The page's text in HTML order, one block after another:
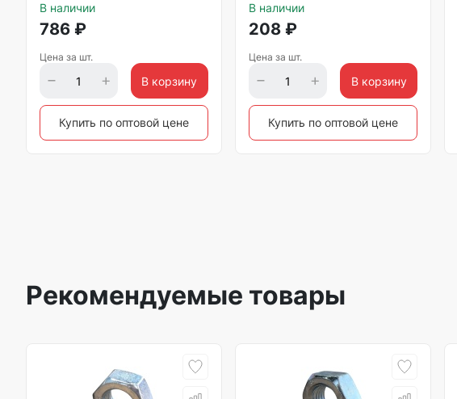
В наличии
786 ₽
Цена за шт.
В корзину
Купить по оптовой цене
В наличии
208 ₽
Цена за шт.
В корзину
Купить по оптовой цене
Рекомендуемые товары